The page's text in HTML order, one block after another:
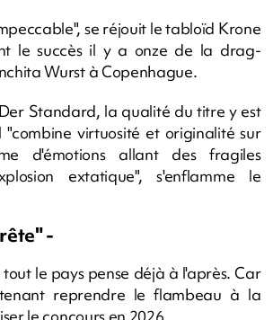
se réjouit le tabloïd Krone
le succès il y a onze de la drag-
Wurst à Copenhague.
Standard, la qualité du titre y est
virtuosité et originalité sur
d'émotions allant des fragiles
extatique", s'enflamme le
-
le pays pense déjà à l'après. Car
reprendre le flambeau à la